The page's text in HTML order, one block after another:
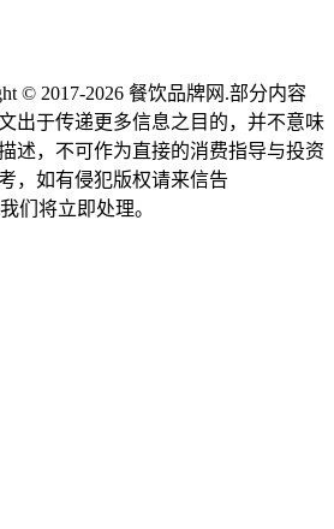
© 2017-2026 餐饮品牌网 .部分内容
出于传递更多信息之目的，并不意味
述，不可作为直接的消费指导与投资
，如有侵犯版权请来信告
们将立即处理。